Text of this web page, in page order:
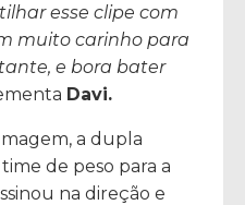
esse clipe com
muito carinho para
e bora bater
Davi.
a dupla
de peso para a
na direção e